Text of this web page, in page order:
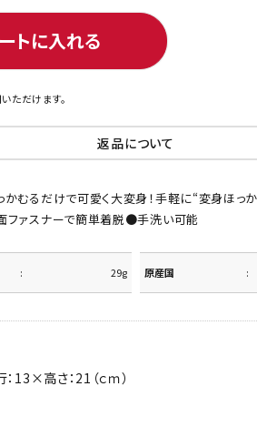
トに入れる
ただけます。
返品について
かむるだけで可愛く大変身！手軽に“変身ほっか
ファスナーで簡単着脱●手洗い可能
29g 原産国
13×高さ：21（ｃｍ）